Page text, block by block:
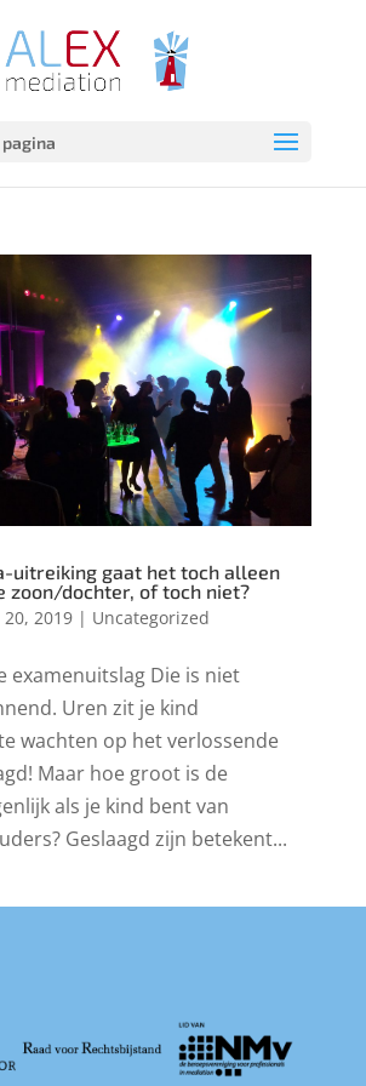
uitreiking gaat het toch alleen
zoon/dochter, of toch niet?
2019| Uncategorized
examenuitslag Die is niet
Uren zit je kind
wachten op het verlossende
Maar hoe groot is de
als je kind bent van
Geslaagd zijn betekent...